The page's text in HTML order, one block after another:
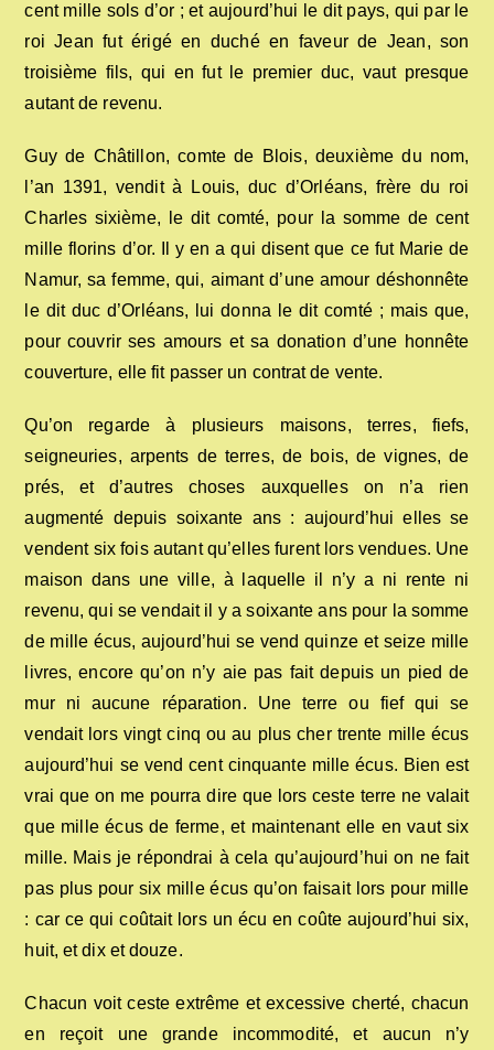
cent mille sols d’or ; et aujourd’hui le dit pays, qui par le
roi Jean fut érigé en duché en faveur de Jean, son
troisième fils, qui en fut le premier duc, vaut presque
autant de revenu.
Guy de Châtillon, comte de Blois, deuxième du nom,
l’an 1391, vendit à Louis, duc d’Orléans, frère du roi
Charles sixième, le dit comté, pour la somme de cent
mille florins d’or. Il y en a qui disent que ce fut Marie de
Namur, sa femme, qui, aimant d’une amour déshonnête
le dit duc d’Orléans, lui donna le dit comté ; mais que,
pour couvrir ses amours et sa donation d’une honnête
couverture, elle fit passer un contrat de vente.
Qu’on regarde à plusieurs maisons, terres, fiefs,
seigneuries, arpents de terres, de bois, de vignes, de
prés, et d’autres choses auxquelles on n’a rien
augmenté depuis soixante ans : aujourd’hui elles se
vendent six fois autant qu’elles furent lors vendues. Une
maison dans une ville, à laquelle il n’y a ni rente ni
revenu, qui se vendait il y a soixante ans pour la somme
de mille écus, aujourd’hui se vend quinze et seize mille
livres, encore qu’on n’y aie pas fait depuis un pied de
mur ni aucune réparation. Une terre ou fief qui se
vendait lors vingt cinq ou au plus cher trente mille écus
aujourd’hui se vend cent cinquante mille écus. Bien est
vrai que on me pourra dire que lors ceste terre ne valait
que mille écus de ferme, et maintenant elle en vaut six
mille. Mais je répondrai à cela qu’aujourd’hui on ne fait
pas plus pour six mille écus qu’on faisait lors pour mille
: car ce qui coûtait lors un écu en coûte aujourd’hui six,
huit, et dix et douze.
Chacun voit ceste extrême et excessive cherté, chacun
en reçoit une grande incommodité, et aucun n’y